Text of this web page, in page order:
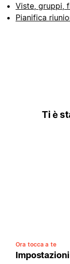
Viste, gruppi,
Pianifica
Ti è
Ora tocca a te